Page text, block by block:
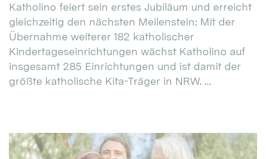
Katholino feiert sein erstes Jubiläum und erreicht
gleichzeitig den nächsten Meilenstein: Mit der
Übernahme weiterer 182 katholischer
Kindertageseinrichtungen wächst Katholino auf
insgesamt 285 Einrichtungen und ist damit der
größte katholische Kita-Träger in NRW. ...